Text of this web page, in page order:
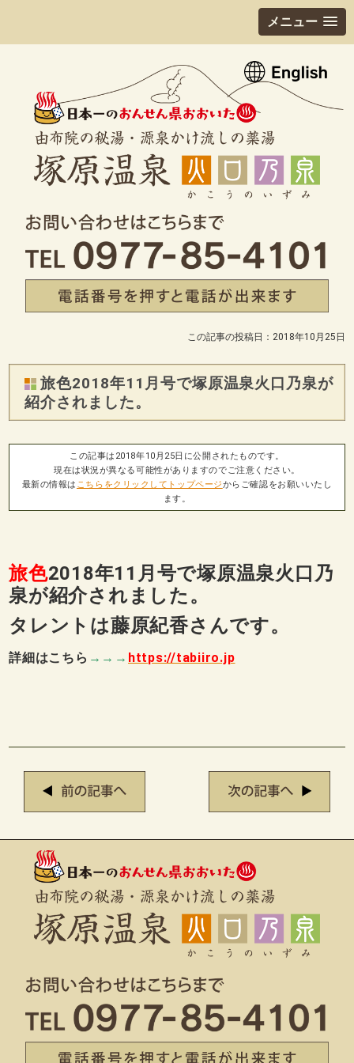
メニュー
この記事の投稿日：2018年10月25日
旅色2018年11月号で塚原温泉火口乃泉が
紹介されました。
この記事は2018年10月25日に公開されたものです。
現在は状況が異なる可能性がありますのでご注意ください。
最新の情報は こちらをクリックしてトップページからご確認をお願いいたし
ます。
旅色2018年11月号で塚原温泉火口乃
泉が紹介されました。
タレントは藤原紀香さんです。
詳細はこちら →→→ https://tabiiro.jp